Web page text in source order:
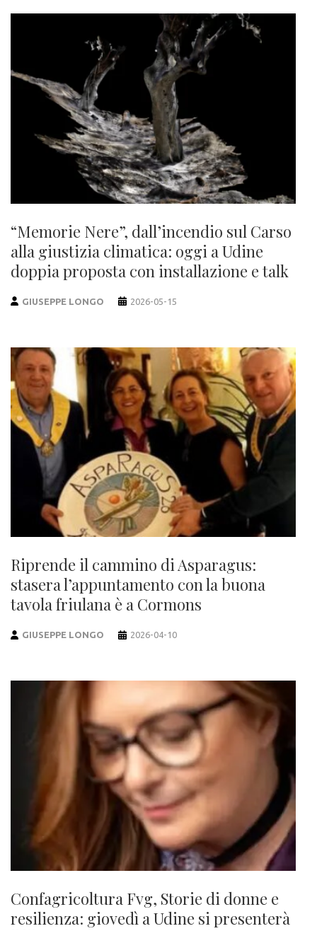
“Memorie Nere”, dall’incendio sul Carso
alla giustizia climatica: oggi a Udine
doppia proposta con installazione e talk
GIUSEPPE LONGO 2026-05-15
Riprende il cammino di Asparagus:
stasera l’appuntamento con la buona
tavola friulana è a Cormons
GIUSEPPE LONGO 2026-04-10
Confagricoltura Fvg, Storie di donne e
resilienza: giovedì a Udine si presenterà